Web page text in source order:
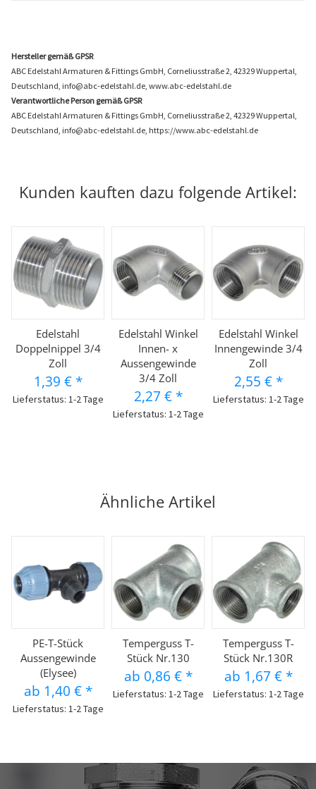
Hersteller gemäß GPSR
ABC Edelstahl Armaturen & Fittings GmbH, Corneliusstraße 2, 42329 Wuppertal,
Deutschland, info@abc-edelstahl.de, www.abc-edelstahl.de
Verantwortliche Person gemäß GPSR
ABC Edelstahl Armaturen & Fittings GmbH, Corneliusstraße 2, 42329 Wuppertal,
Deutschland, info@abc-edelstahl.de, https://www.abc-edelstahl.de
Kunden kauften dazu folgende Artikel:
Edelstahl
Doppelnippel 3/4
Zoll
1,39 € *
Lieferstatus: 1-2 Tage
Edelstahl Winkel
Innen- x
Aussengewinde
3/4 Zoll
2,27 € *
Lieferstatus: 1-2 Tage
Edelstahl Winkel
Innengewinde 3/4
Zoll
2,55 € *
Lieferstatus: 1-2 Tage
Ähnliche Artikel
PE-T-Stück
Aussengewinde
(Elysee)
ab 1,40 € *
Lieferstatus: 1-2 Tage
Temperguss T-
Stück Nr.130
ab 0,86 € *
Lieferstatus: 1-2 Tage
Temperguss T-
Stück Nr.130R
ab 1,67 € *
Lieferstatus: 1-2 Tage